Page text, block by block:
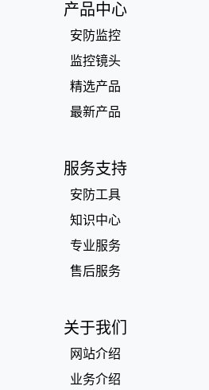
产品中心
安防监控
监控镜头
精选产品
最新产品
服务支持
安防工具
知识中心
专业服务
售后服务
关于我们
网站介绍
业务介绍